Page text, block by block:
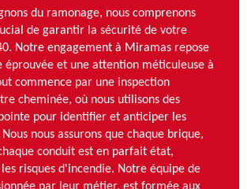
du ramonage, nous comprenons
de garantir la sécurité de votre
Notre engagement à Miramas repose
éprouvée et une attention méticuleuse à
commence par une inspection
cheminée, où nous utilisons des
pour identifier et anticiper les
nous assurons que chaque brique,
conduit est en parfait état,
risques d'incendie. Notre équipe de